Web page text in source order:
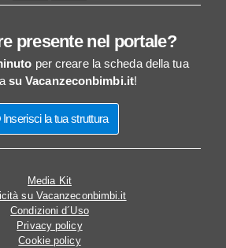
presente nel portale?
per creare la scheda della tua
su Vacanzeconbimbi.it!
Inserisci la tua struttura
Media Kit
su Vacanzeconbimbi.it
Condizioni d´Uso
Privacy policy
Cookie policy